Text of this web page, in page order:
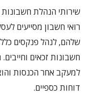
שירותי הנהלת
רואי חשבון מסייעים
שלהם, לנהל פנקסים
חשבונות זכאים
למעקב אחר הכנסות
דוחות כספיים.